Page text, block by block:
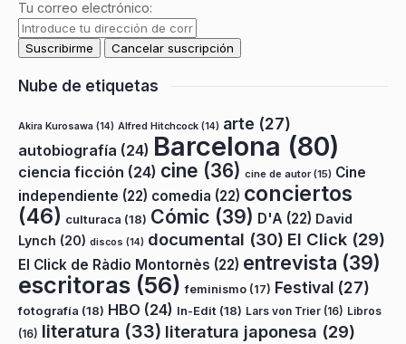
Tu correo electrónico:
Nube de etiquetas
Akira Kurosawa (14) Alfred Hitchcock (14) arte (27)
autobiografía (24) Barcelona (80)
ciencia ficción (24) cine (36) cine de autor(15) Cine
independiente (22) comedia (22) conciertos
(46) culturaca (18) Cómic (39) D'A (22) David
Lynch (20) discos (14) documental (30) El Click (29)
El Click de Ràdio Montornès (22) entrevista (39)
escritoras (56) feminismo (17) Festival (27)
fotografía (18) HBO (24) In-Edit (18) Lars von Trier (16) Libros
(16) literatura (33) literatura japonesa (29)